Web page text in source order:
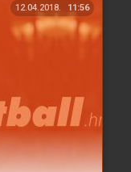
12.04.2018. 11:56